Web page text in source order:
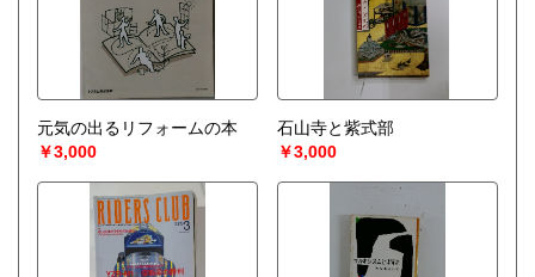
元気の出るリフォームの本
￥3,000
石山寺と紫式部
￥3,000